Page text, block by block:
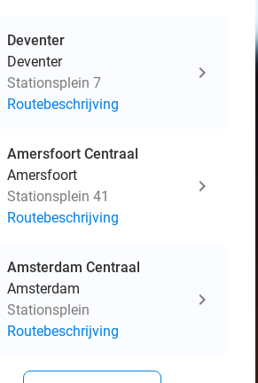
Deventer
Deventer
Stationsplein 7
Routebeschrijving
Amersfoort Centraal
Amersfoort
Stationsplein 41
Routebeschrijving
Amsterdam Centraal
Amsterdam
Stationsplein
Routebeschrijving